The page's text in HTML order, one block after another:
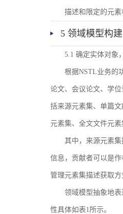
描述和限定的元
5 领域模型构建
5.1 确定实体对象
根据NSTL业务的
论文、会议论文、学
括来源元素集、单篇
元素集、全文文件元
其中，来源元素
信息，贡献者可以是
管理元素集描述获取
领域模型抽象地
性具体如表1所示。